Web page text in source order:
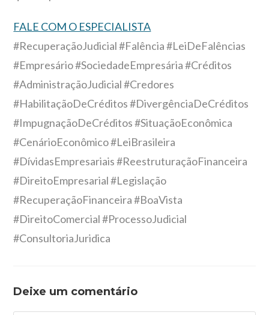
FALE COM O ESPECIALISTA
#RecuperaçãoJudicial #Falência #LeiDeFalências
#Empresário #SociedadeEmpresária #Créditos
#AdministraçãoJudicial #Credores
#HabilitaçãoDeCréditos #DivergênciaDeCréditos
#ImpugnaçãoDeCréditos #SituaçãoEconômica
#CenárioEconômico #LeiBrasileira
#DívidasEmpresariais #ReestruturaçãoFinanceira
#DireitoEmpresarial #Legislação
#RecuperaçãoFinanceira #BoaVista
#DireitoComercial #ProcessoJudicial
#ConsultoriaJuridica
Deixe um comentário